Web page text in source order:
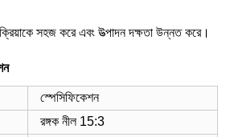
সহজ করে এবং উত্পাদন দক্ষতা উন্নত করে।
স্পেসিফিকেশন
রঙ্গক নীল 15:3